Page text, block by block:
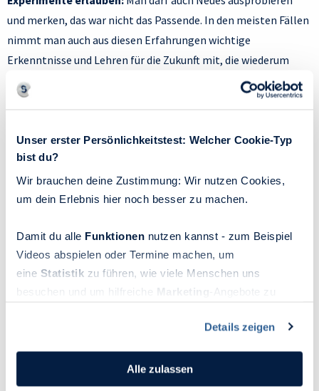
Unser erster Persönlichkeitstest: Welcher Cookie-Typ
bist du?
Wir brauchen deine Zustimmung: Wir nutzen Cookies,
um dein Erlebnis hier noch besser zu machen.
Damit du alle Funktionen nutzen kannst - zum Beispiel
Videos abspielen oder Termine machen, um
eine Statistik zu führen, wie viele Menschen uns
besuchen und um hilfreiche Marketing
-Angebote zu
Du kannst deine Einwilligung jederzeit widerrufen oder
Ecke des Bildschirms klickst. Lies mehr darüber, wie wir
Cookies und andere Technologien zur Erfassung
Details zeigen
Alle zulassen
und merken, das war nicht das Passende. In den meisten Fällen
nimmt man auch aus diesen Erfahrungen wichtige
Erkenntnisse und Lehren für die Zukunft mit, die wiederum
Informationen für einen neue Entscheidung beinhalten
können. Sich das zu vergegenwärtigen, nimmt Druck von den
Glaubenssatzarbeit:
nicht so endgültig und unumkehrbar sind, wie es gerade
Lösung.“ Oder auch:
Ich werde einen Weg finden, mit der Situation umzugehen.
Gedanken auf eine eher pragmatische Weise zu stoppen, z. B.
sich selbst auf die Frage: „Was wäre, wenn …“ mit einem Satz